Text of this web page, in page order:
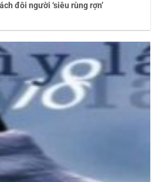
đôi người ‘siêu rùng rợn’